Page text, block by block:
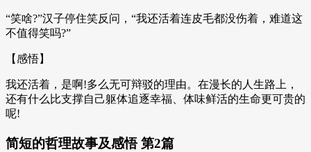
“笑啥?”汉子停住笑反问，“我还活着连皮毛都没伤着，难道这
不值得笑吗?”
【感悟】
我还活着，是啊!多么无可辩驳的理由。在漫长的人生路上，
还有什么比支撑自己躯体追逐幸福、体味鲜活的生命更可贵的
呢!
简短的哲理故事及感悟 第2篇